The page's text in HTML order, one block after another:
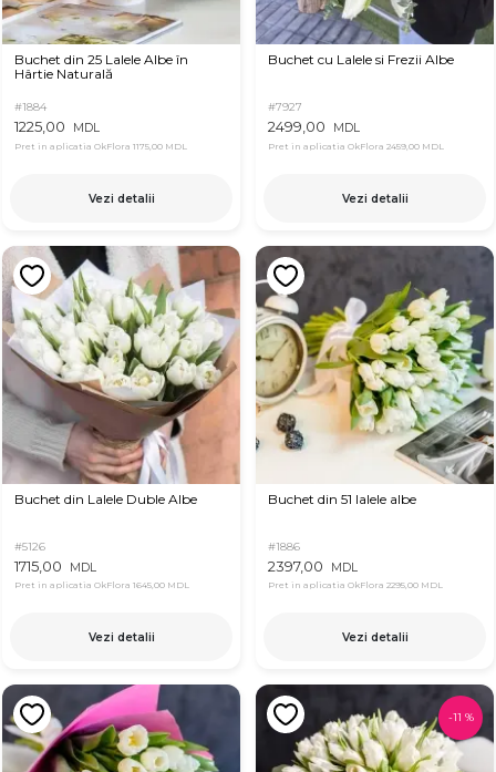
Buchet din 25 Lalele Albe în
Hârtie Naturală
#1884
1225,00 MDL
Pret in aplicatia OkFlora 1175,00 MDL
Vezi detalii
Buchet cu Lalele si Frezii Albe
#7927
2499,00 MDL
Pret in aplicatia OkFlora 2459,00 MDL
Vezi detalii
Buchet din Lalele Duble Albe
#5126
1715,00 MDL
Pret in aplicatia OkFlora 1645,00 MDL
Vezi detalii
Buchet din 51 lalele albe
#1886
2397,00 MDL
Pret in aplicatia OkFlora 2295,00 MDL
Vezi detalii
-11 %